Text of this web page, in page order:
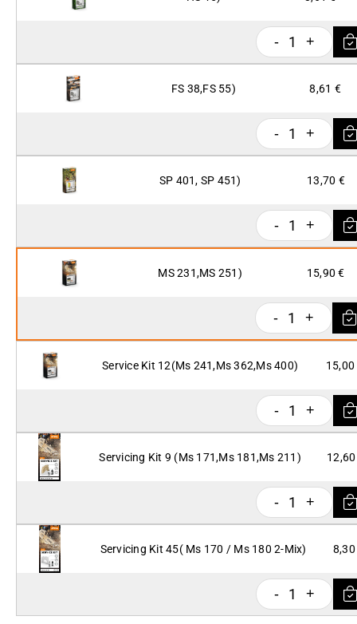
- 1 +
FS 38,FS 55) 8,61 €
- 1 +
SP 401, SP 451) 13,70 €
- 1 +
MS 231,MS 251) 15,90 €
- 1 +
Service Kit 12(Ms 241,Ms 362,Ms 400) 15,00
- 1 +
Servicing Kit 9 (Ms 171,Ms 181,Ms 211)
- 1 +
Servicing Kit 45( Ms 170 / Ms 180 2-Mix)
- 1 +